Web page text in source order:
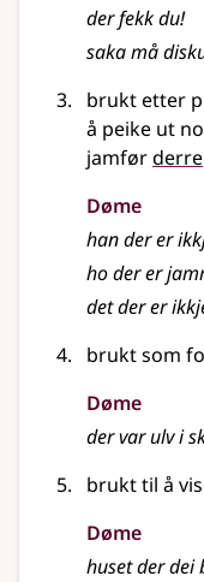
der fekk du!
saka må
brukt etter
å peike ut
jamførderre
Døme
han der er
ho der er
det der er
brukt som
Døme
der var ulv i
brukt til å
Døme
huset der dei